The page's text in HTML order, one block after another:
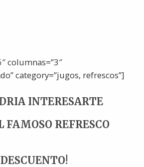
columnas=”3″
category=”jugos, refrescos”]
INTERESARTE
FAMOSO REFRESCO